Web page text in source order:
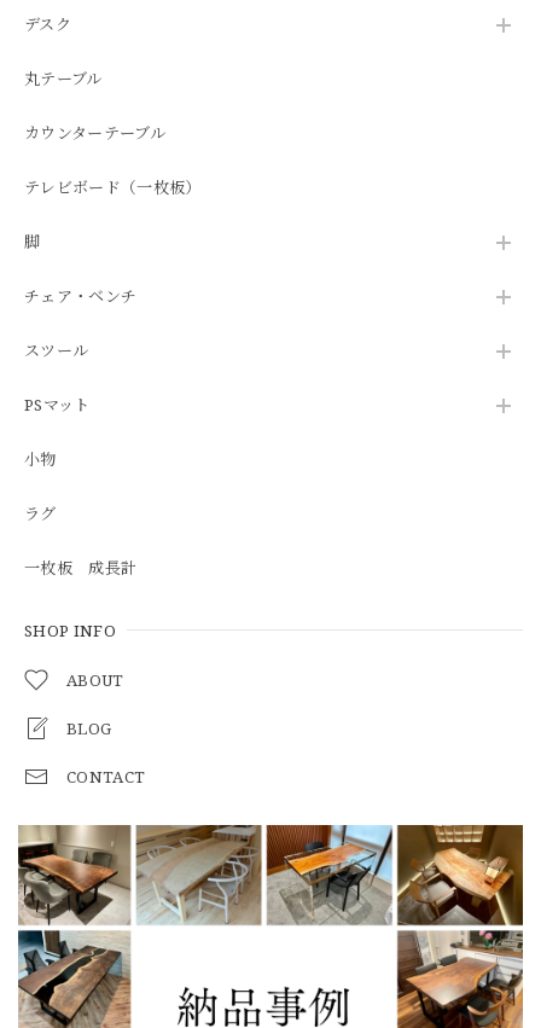
デスク
丸テーブル
カウンターテーブル
テレビボード（一枚板）
脚
チェア・ベンチ
スツール
PSマット
小物
ラグ
一枚板 成長計
SHOP INFO
ABOUT
BLOG
CONTACT